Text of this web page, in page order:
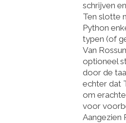
schrijven
Ten slotte
Python
typen (of
Van
optioneel
door de
echter dat
om
voor
Aangezien